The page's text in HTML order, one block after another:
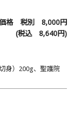
価格 税別 8,000円
(税込 8,640円)
身）200g、聖護院